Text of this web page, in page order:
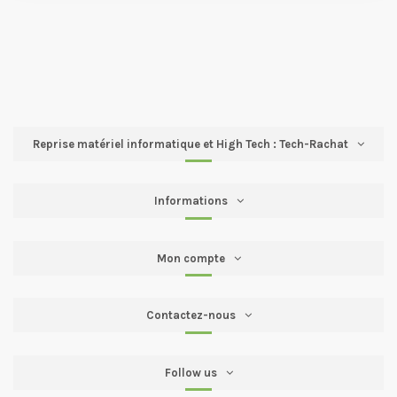
Reprise matériel informatique et High Tech : Tech-Rachat
Informations
Mon compte
Contactez-nous
Follow us